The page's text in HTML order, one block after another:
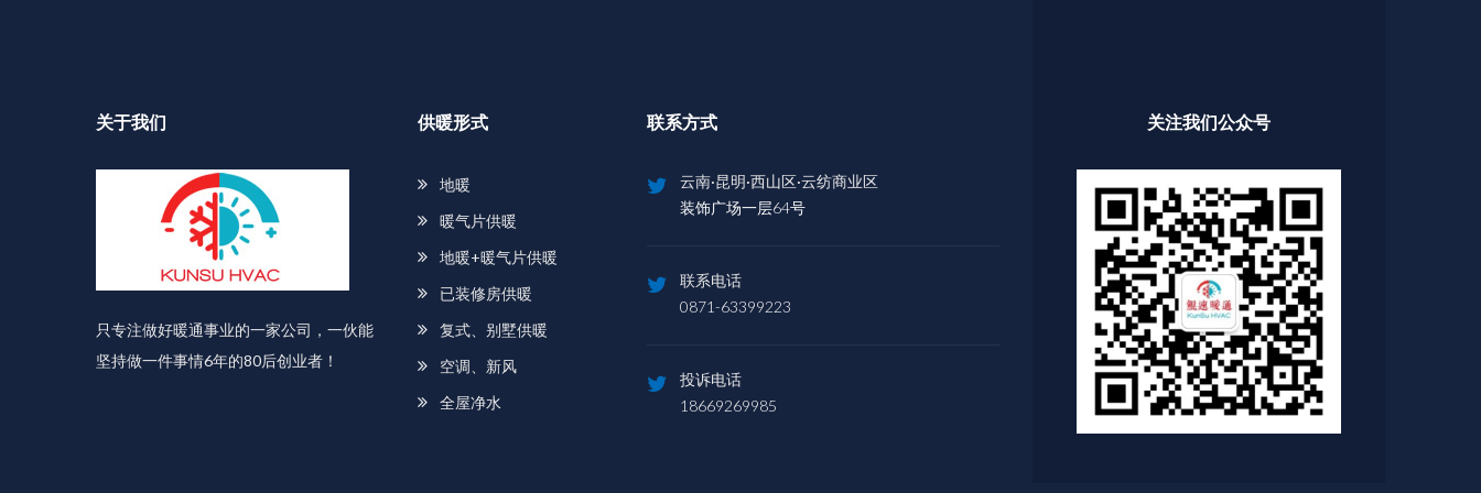
关于我们
只专注做好暖通事业的一家公司，一伙能
坚持做一件事情6年的80后创业者！
供暖形式
地暖
暖气片供暖
地暖+暖气片供暖
已装修房供暖
复式、别墅供暖
空调、新风
全屋净水
联系方式
云南·昆明·西山区·云纺商业区
装饰广场一层64号
联系电话
0871-63399223
投诉电话
18669269985
关注我们公众号